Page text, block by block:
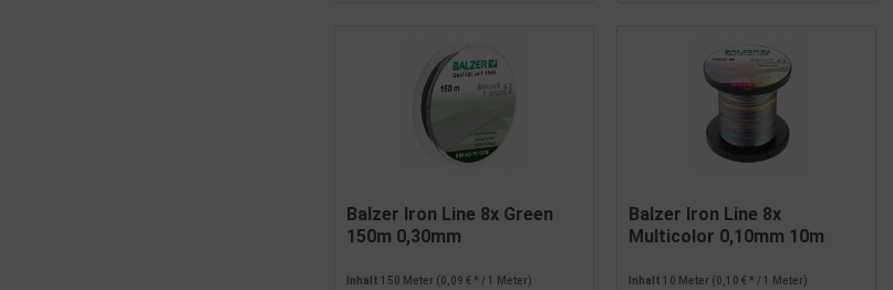
Balzer Iron Line 8x Green
150m 0,30mm
Inhalt150 Meter (0,09 € * / 1 Meter)
Balzer Iron Line 8x
Multicolor 0,10mm 10m
Inhalt10 Meter (0,10 € * / 1 Meter)